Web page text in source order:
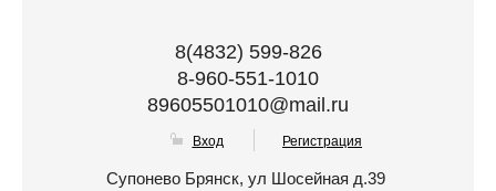
8(4832) 599-826
8-960-551-1010
89605501010@mail.ru
Вход Регистрация
Супонево Брянск, ул Шосейная д.39